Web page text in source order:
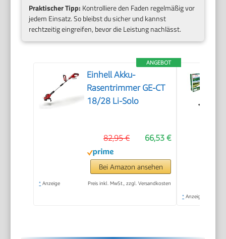
Praktischer Tipp: Kontrolliere den Faden regelmäßig vor
jedem Einsatz. So bleibst du sicher und kannst
rechtzeitig eingreifen, bevor die Leistung nachlässt.
ANGEBOT
Einhell Akku-
Rasentrimmer GE-CT
18/28 Li-Solo
66,53 €
82,95 €
Bei Amazon ansehen
* Anzeige Preis inkl. MwSt., zzgl. Versandkosten
* Anzeige